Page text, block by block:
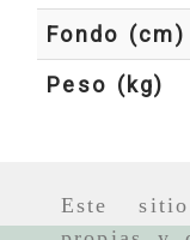
Este
Fondo (cm)
Peso (kg)